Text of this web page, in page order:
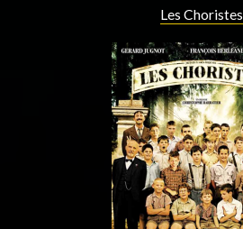
Les Choristes